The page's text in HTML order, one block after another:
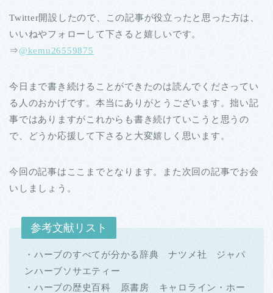
Twitter開設したので、この記事が役立ったと思った方は、
いいねやフォローして下さると嬉しいです。
⇒@kemu26559875
今日まで書き続けることができたのは読んでくださってい
る人のおかげです。本当にありがとうございます。拙い記
事ではありますがこれからも書き続けていこうと思うの
で、どうか応援して下さると大変嬉しく思います。
今回の記事はここまでとなります。また次回の記事でお会
いしましょう。
参考文献リスト
・ハーブのすべてが分かる辞典 ナツメ社 ジャパ
ンハーブソサエティー
・ハーブの歴史百科 原書房 キャロライン・ホー